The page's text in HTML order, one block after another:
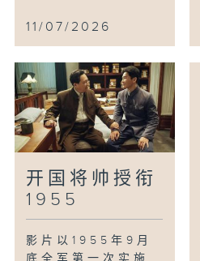
11/07/2026
开国将帅授衔
1955
影片以1955年9月